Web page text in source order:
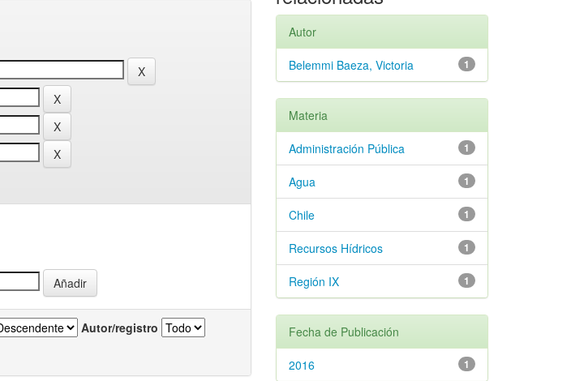
Autor/registro
Autor
1
Belemmi Baeza, Victoria
Materia
1
Administración Pública
1
Agua
1
Chile
1
Recursos Hídricos
1
Región IX
Fecha de Publicación
1
2016